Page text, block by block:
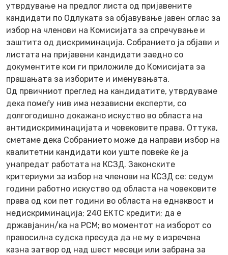
утврдување на предлог листа од пријавените
кандидати по Одлуката за објавување јавен оглас за
избор на членови на Комисијата за спречување и
заштита од дискриминација. Собранието ја објави и
листата на пријавени кандидати заедно со
документите кои ги приложиле до Комисијата за
прашањата за изборите и именувањата.
Од првичниот преглед на кандидатите, утврдуваме
дека помеѓу нив има независни експерти, со
долгогодишно докажано искуство во областа на
антидискриминацијата и човековите права. Оттука,
сметаме дека Собранието може да направи избор на
квалитетни кандидати кои уште повеќе ќе ја
унапредат работата на КСЗД. Законските
критериуми за избор на членови на КСЗД се: седум
години работно искуство од областа на човековите
права од кои пет години во областа на еднаквост и
недискриминација; 240 ЕКТС кредити; да е
државјанин/ка на РСМ; во моментот на изборот со
правосилна судска пресуда да не му е изречена
казна затвор од над шест месеци или забрана за